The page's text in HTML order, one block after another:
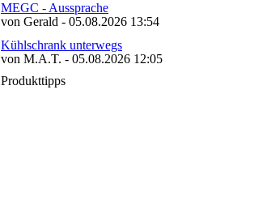
MEGC - Aussprache
von Gerald - 05.08.2026 13:54
Kühlschrank unterwegs
von M.A.T. - 05.08.2026 12:05
Produkttipps